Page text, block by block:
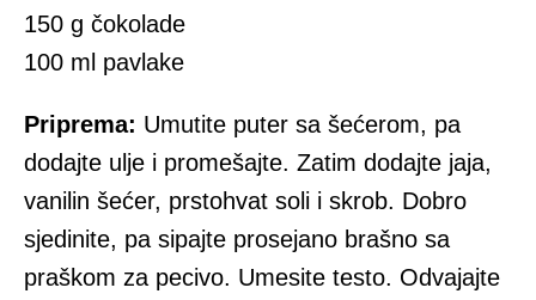
150 g čokolade
100 ml pavlake
Priprema: Umutite puter sa šećerom, pa
dodajte ulje i promešajte. Zatim dodajte jaja,
vanilin šećer, prstohvat soli i skrob. Dobro
sjedinite, pa sipajte prosejano brašno sa
praškom za pecivo. Umesite testo. Odvajajte